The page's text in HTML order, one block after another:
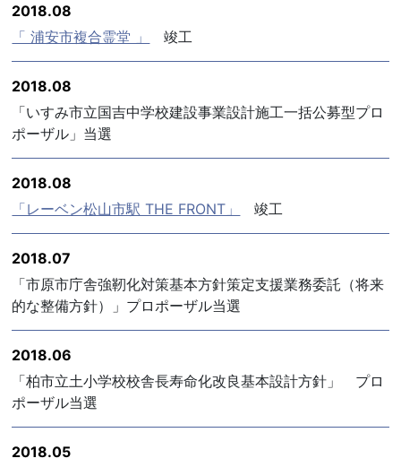
2018.08
「 浦安市複合霊堂 」
竣工
2018.08
「いすみ市立国吉中学校建設事業設計施工一括公募型プロ
ポーザル」当選
2018.08
「レーベン松山市駅 THE FRONT」
竣工
2018.07
「市原市庁舎強靭化対策基本方針策定支援業務委託（将来
的な整備方針）」プロポーザル当選
2018.06
「柏市立土小学校校舎長寿命化改良基本設計方針」 プロ
ポーザル当選
2018.05